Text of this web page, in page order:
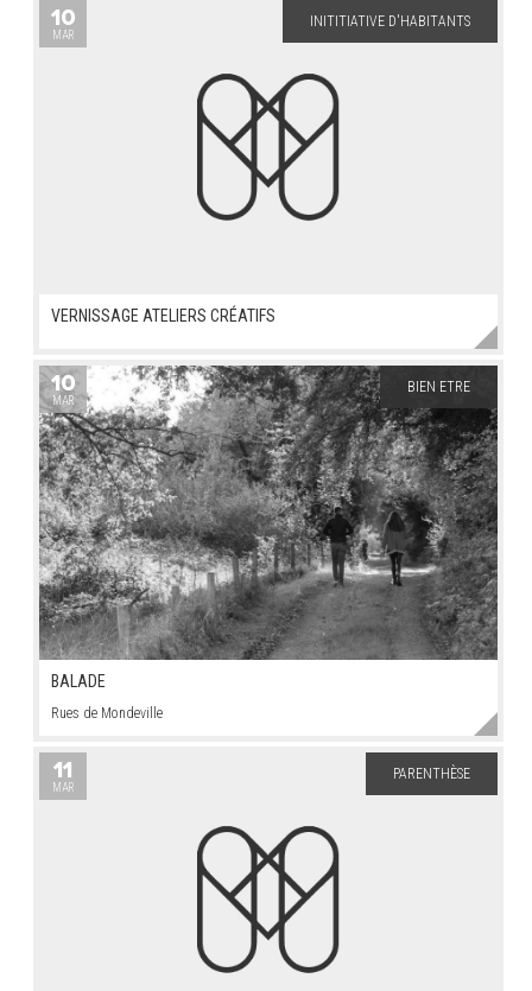
VERNISSAGE ATELIERS CRÉATIFS
10
MAR
INITITIATIVE D'HABITANTS
BALADE
Rues de Mondeville
10
MAR
BIEN ETRE
11
MAR
PARENTHÈSE